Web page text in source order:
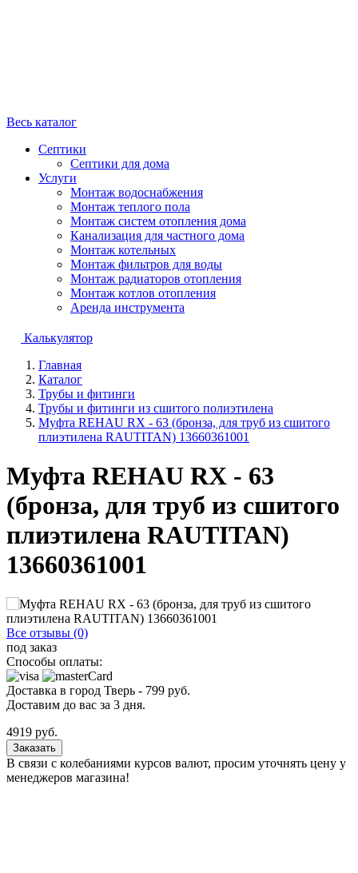
Весь каталог
Септики
Септики для дома
Услуги
Монтаж водоснабжения
Монтаж теплого пола
Монтаж систем отопления дома
Канализация для частного дома
Монтаж котельных
Монтаж фильтров для воды
Монтаж радиаторов отопления
Монтаж котлов отопления
Аренда инструмента
Калькулятор
Главная
Каталог
Трубы и фитинги
Трубы и фитинги из сшитого полиэтилена
Муфта REHAU RX - 63 (бронза, для труб из сшитого
плиэтилена RAUTITAN) 13660361001
Муфта REHAU RX - 63
(бронза, для труб из сшитого
плиэтилена RAUTITAN)
13660361001
Все отзывы (0)
под заказ
Способы оплаты:
Доставка в город Тверь - 799 руб.
Доставим до вас за 3 дня.
4919 руб.
Заказать
В связи с колебаниями курсов валют, просим уточнять цену у
менеджеров магазина!